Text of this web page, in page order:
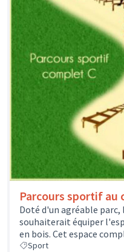
Parcours sportif au
Doté d'un agréable parc,
souhaiterait équiper
en bois. Cet espace
Sport